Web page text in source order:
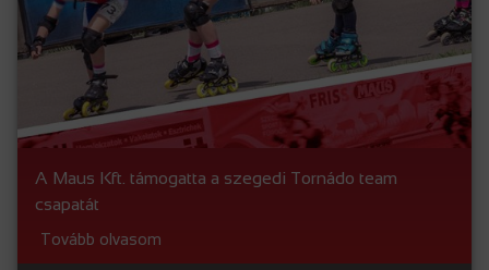
A Maus Kft. támogatta a szegedi Tornádo team
csapatát
Tovább olvasom